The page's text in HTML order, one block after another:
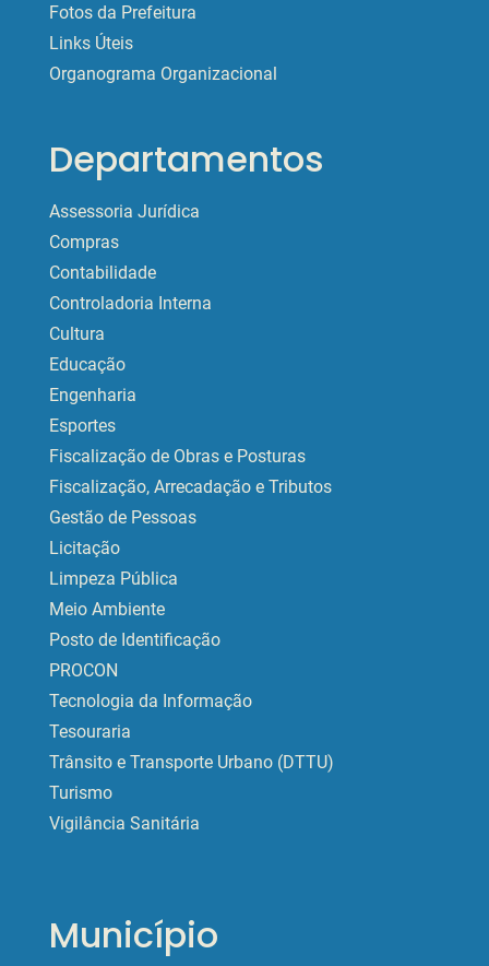
Fotos da Prefeitura
Links Úteis
Organograma Organizacional
Departamentos
Assessoria Jurídica
Compras
Contabilidade
Controladoria Interna
Cultura
Educação
Engenharia
Esportes
Fiscalização de Obras e Posturas
Fiscalização, Arrecadação e Tributos
Gestão de Pessoas
Licitação
Limpeza Pública
Meio Ambiente
Posto de Identificação
PROCON
Tecnologia da Informação
Tesouraria
Trânsito e Transporte Urbano (DTTU)
Turismo
Vigilância Sanitária
Município